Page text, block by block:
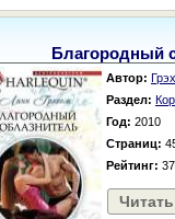
Благородный
Автор:
Раздел:
Год: 2010
Страниц:
Рейтинг:
Читать